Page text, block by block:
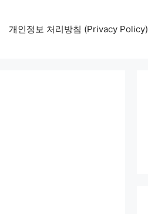
개인정보 처리방침 (Privacy Policy)